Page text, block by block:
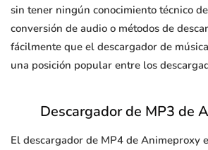
sin tener ningún conocimiento técnico
conversión de audio o métodos de
fácilmente que el descargador de
una posición popular entre los
Descargador de MP3 de
El descargador de MP4 de Animeproxy